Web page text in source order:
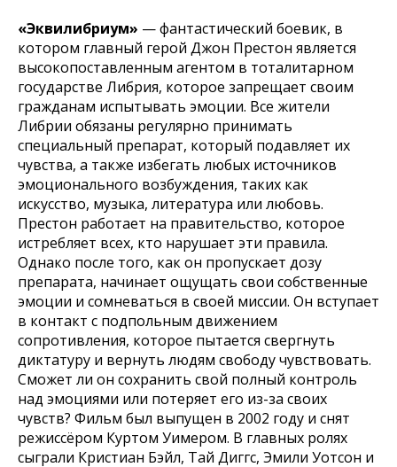
«Эквилибриум» — фантастический боевик, в
котором главный герой Джон Престон является
высокопоставленным агентом в тоталитарном
государстве Либрия, которое запрещает своим
гражданам испытывать эмоции. Все жители
Либрии обязаны регулярно принимать
специальный препарат, который подавляет их
чувства, а также избегать любых источников
эмоционального возбуждения, таких как
искусство, музыка, литература или любовь.
Престон работает на правительство, которое
истребляет всех, кто нарушает эти правила.
Однако после того, как он пропускает дозу
препарата, начинает ощущать свои собственные
эмоции и сомневаться в своей миссии. Он вступает
в контакт с подпольным движением
сопротивления, которое пытается свергнуть
диктатуру и вернуть людям свободу чувствовать.
Сможет ли он сохранить свой полный контроль
над эмоциями или потеряет его из-за своих
чувств? Фильм был выпущен в 2002 году и снят
режиссёром Куртом Уимером. В главных ролях
сыграли Кристиан Бэйл, Тай Диггс, Эмили Уотсон и